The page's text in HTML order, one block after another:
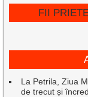
FII
La Petrila, Ziua
de trecut și